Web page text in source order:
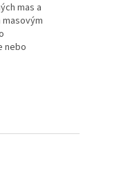
mas a
nebo